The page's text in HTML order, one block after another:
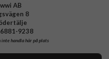
AB
8
9238
inte handla här på plats